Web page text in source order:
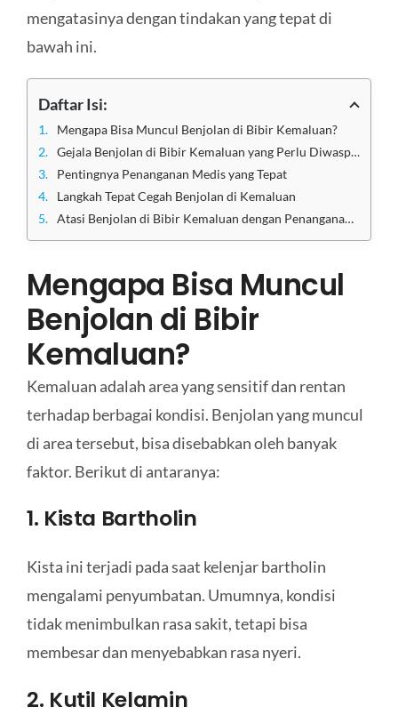
mengatasinya dengan tindakan yang tepat di
bawah ini.
Daftar Isi:
Mengapa Bisa Muncul Benjolan di Bibir Kemaluan?
Gejala Benjolan di Bibir Kemaluan yang Perlu Diwaspadai
Pentingnya Penanganan Medis yang Tepat
Langkah Tepat Cegah Benjolan di Kemaluan
Atasi Benjolan di Bibir Kemaluan dengan Penanganan Terbaik di Klinik Utama Sentosa
Mengapa Bisa Muncul
Benjolan di Bibir
Kemaluan?
Kemaluan adalah area yang sensitif dan rentan
terhadap berbagai kondisi. Benjolan yang muncul
di area tersebut, bisa disebabkan oleh banyak
faktor. Berikut di antaranya:
1. Kista Bartholin
Kista ini terjadi pada saat kelenjar bartholin
mengalami penyumbatan. Umumnya, kondisi
tidak menimbulkan rasa sakit, tetapi bisa
membesar dan menyebabkan rasa nyeri.
2. Kutil Kelamin